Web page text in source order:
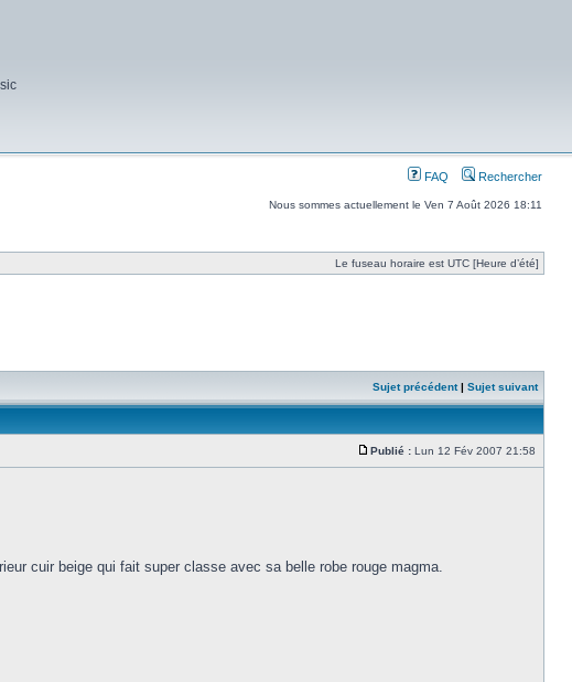
FAQ Rechercher
Nous sommes actuellement le Ven 7 Août 2026 18:11
Le fuseau horaire est UTC [Heure d’été]
Sujet précédent| Sujet suivant
Publié : Lun 12 Fév 2007 21:58
cuir beige qui fait super classe avec sa belle robe rouge magma.